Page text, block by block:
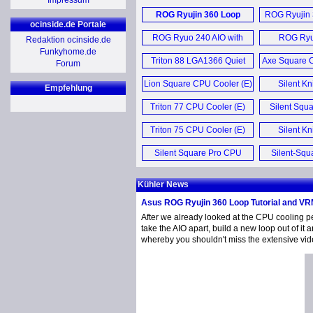
ocinside.de Portale
Redaktion ocinside.de
Funkyhome.de
Forum
Empfehlung
TA-U21 Aluminium Miditower
Gehäuse (D)
GeForce
RTX 5080
RTX 5080
ROG Astral
5090
Radeon RX
OC
RoG RAIDR Express 240GB
PCIe SSD (D)
P5K3 and Corsair DDR3
1333MHz TWIN3X2048 (E)
ROG
Zenbook
Zenbook
PX13
ROG Harpe
ROG Ryujin 360 Loop
Tutorial and VRM (E)
ROG
ROG Ryuo 240 AIO with
OLED (E)
ROG
Triton 88 LGA1366 Quiet
CPU Cooler (E)
Axe Square
Lion Square CPU Cooler (E)
Silent
Triton 77 CPU Cooler (E)
Silent
Triton 75 CPU Cooler (E)
Silent
Silent Square Pro CPU
Cooler Spanish (T)
Silent-
Kühler News
Asus ROG Ryujin 360 Loop Tutorial and
After we already looked at the CPU cooling
take the AIO apart, build a new loop out of it
whereby you shouldn't miss the extensive